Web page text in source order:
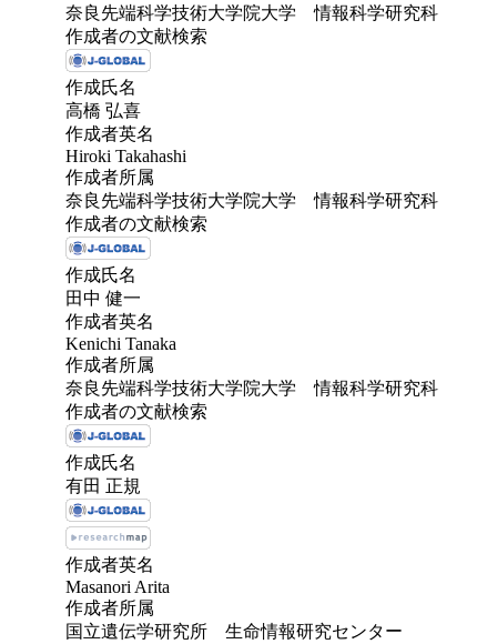
奈良先端科学技術大学院大学 情報科学研究科
作成者の文献検索
作成氏名
高橋 弘喜
作成者英名
Hiroki Takahashi
作成者所属
奈良先端科学技術大学院大学 情報科学研究科
作成者の文献検索
作成氏名
田中 健一
作成者英名
Kenichi Tanaka
作成者所属
奈良先端科学技術大学院大学 情報科学研究科
作成者の文献検索
作成氏名
有田 正規
作成者英名
Masanori Arita
作成者所属
国立遺伝学研究所 生命情報研究センター